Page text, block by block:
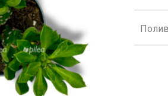
Полив